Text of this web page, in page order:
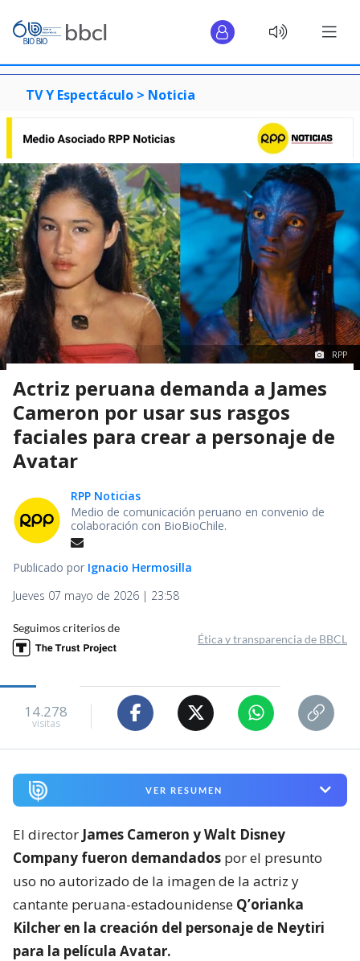
TV Y Espectáculo > Noticia
RPP
Actriz peruana demanda a James
Cameron por usar sus rasgos
faciales para crear a personaje de
Avatar
RPP Noticias
Medio de comunicación peruano en convenio de
colaboración con BioBioChile.
Publicado por Ignacio Hermosilla
Jueves 07 mayo de 2026 | 23:58
Seguimos criterios de
Ética y transparencia de BBCL
14.278
visitas
VER RESUMEN
El director James Cameron y Walt Disney
Company fueron demandados por el presunto
uso no autorizado de la imagen de la actriz y
cantante peruana-estadounidense Q’orianka
Kilcher en la creación del personaje de Neytiri
para la película Avatar.